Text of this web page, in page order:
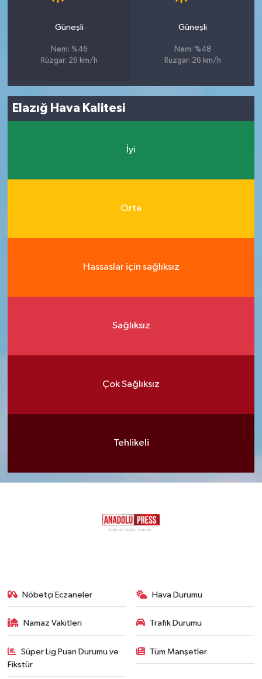
Güneşli
Nem: %46
Rüzgar: 26 km/h
Güneşli
Nem: %48
Rüzgar: 26 km/h
Elazığ Hava Kalitesi
İyi
Orta
Hassaslar için sağlıksız
Sağlıksız
Çok Sağlıksız
Tehlikeli
Nöbetçi Eczaneler Hava Durumu
Namaz Vakitleri Trafik Durumu
Süper Lig Puan Durumu ve
Fikstür
Tüm Manşetler